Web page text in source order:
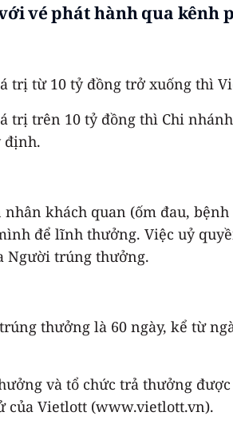
vé phát hành qua kênh
trị từ 10 tỷ đồng trở xuống thì
trị trên 10 tỷ đồng thì Chi
định.
khách quan (ốm đau,
để lĩnh thưởng. Việc uỷ
Người trúng thưởng.
thưởng là 60 ngày, kể từ
và tổ chức trả thưởng
của Vietlott (www.vietlott.vn).